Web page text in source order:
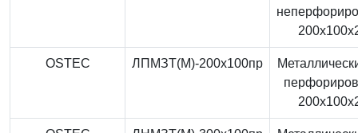
OSTEC ЛПМЗТ(М)-200x100пр